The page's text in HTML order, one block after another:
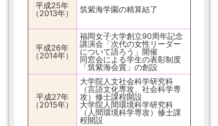
平成25年
（2013年）
筑紫海学園の精算結了
平成26年
（2014年）
福岡女子大学創立90周年記念
講演会「次代の女性リーダー
について語ろう」開催
同窓会による学生の表彰制度
「筑紫海会賞」の創設
平成27年
（2015年）
大学院人文社会科学研究科
（言語文化専攻、社会科学専
攻）修士課程開設
大学院人間環境科学研究科
（人間環境科学専攻）修士課
程開設